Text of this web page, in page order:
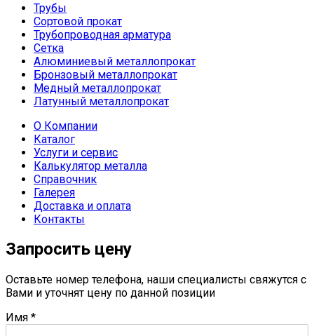
Трубы
Сортовой прокат
Трубопроводная арматура
Сетка
Алюминиевый металлопрокат
Бронзовый металлопрокат
Медный металлопрокат
Латунный металлопрокат
О Компании
Каталог
Услуги и сервис
Калькулятор металла
Справочник
Галерея
Доставка и оплата
Контакты
Запросить цену
Оставьте номер телефона, наши специалисты свяжутся с
Вами и уточнят цену по данной позиции
Имя *